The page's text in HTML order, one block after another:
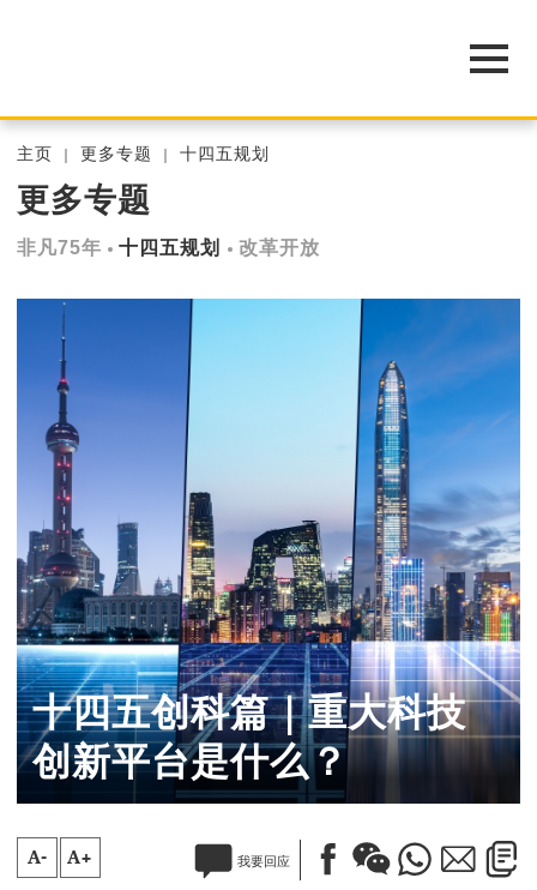
主页 更多专题 十四五规划
更多专题
非凡75年 十四五规划 改革开放
十四五创科篇｜重大科技
创新平台是什么？
A- A+ 我要回应